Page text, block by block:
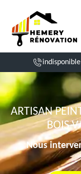
indisponible
ARTISAN
BOIS
Nous